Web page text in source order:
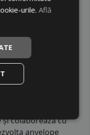
importanți
cu o prezență
mai multe fabrici
implicați în
și în
TRIANGLE
colaborează cu
anvelope
urile.Află